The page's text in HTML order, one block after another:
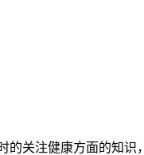
关注健康方面的知识